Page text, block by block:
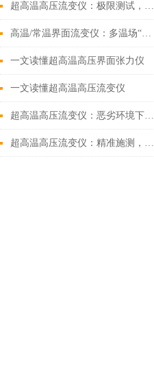
超高温高压流变仪：极限测试，精准预测
高温/常温界面流变仪：多温场“界面观测仪”，解码流体交互奥秘
一文读懂超高温高压界面张力仪
一文读懂超高温高压流变仪
超高温高压流变仪：恶劣环境下的材料流变性探秘利器
超高温高压流变仪：精准施测，解锁材料流变奥秘